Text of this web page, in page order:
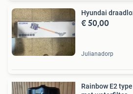
Hyundai
€ 50,00
Julianadorp
Rainbow E2